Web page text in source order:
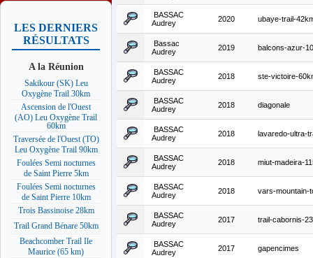
LES DERNIERS
RÉSULTATS
A la Réunion
Sakikour (SK) Leu
Oxygène Trail 30km
Ascension de l'Ouest
(AO) Leu Oxygène Trail
60km
Traversée de l'Ouest (TO)
Leu Oxygène Trail 90km
Foulées Semi nocturnes
de Saint Pierre 5km
Foulées Semi nocturnes
de Saint Pierre 10km
Trois Bassinoise 28km
Trail Grand Bénare 50km
Beachcomber Trail Ile
Maurice (65 km)
BASSAC
Audrey
2020 ubaye-trail-
Bassac
Audrey
2019 balcons-azur-
BASSAC
Audrey
2018 ste-victoire-
BASSAC
Audrey
2018 diagonale
BASSAC
Audrey
2018 lavaredo-ultra-
BASSAC
Audrey
2018 miut-madeira-
BASSAC
Audrey
2018 vars-mountain-
BASSAC
Audrey
2017 trail-cabornis-
BASSAC
Audrey
2017 gapencimes